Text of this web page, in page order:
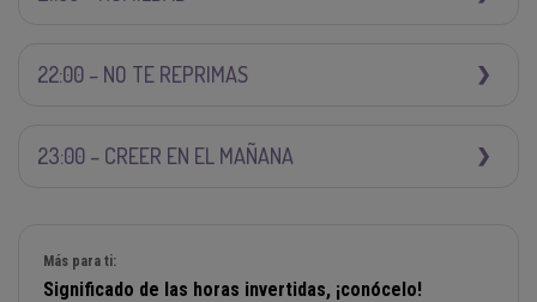
22:00 – NO TE REPRIMAS
23:00 – CREER EN EL MAÑANA
Más para ti:
Significado de las horas invertidas, ¡conócelo!